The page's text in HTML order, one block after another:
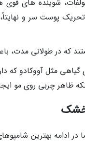
شوینده های قوی
پوست سر و
که در طولانی
ظاهر چربی روی مو
ادامه بهترین